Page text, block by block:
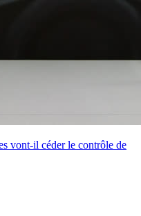
vont-il céder le contrôle de